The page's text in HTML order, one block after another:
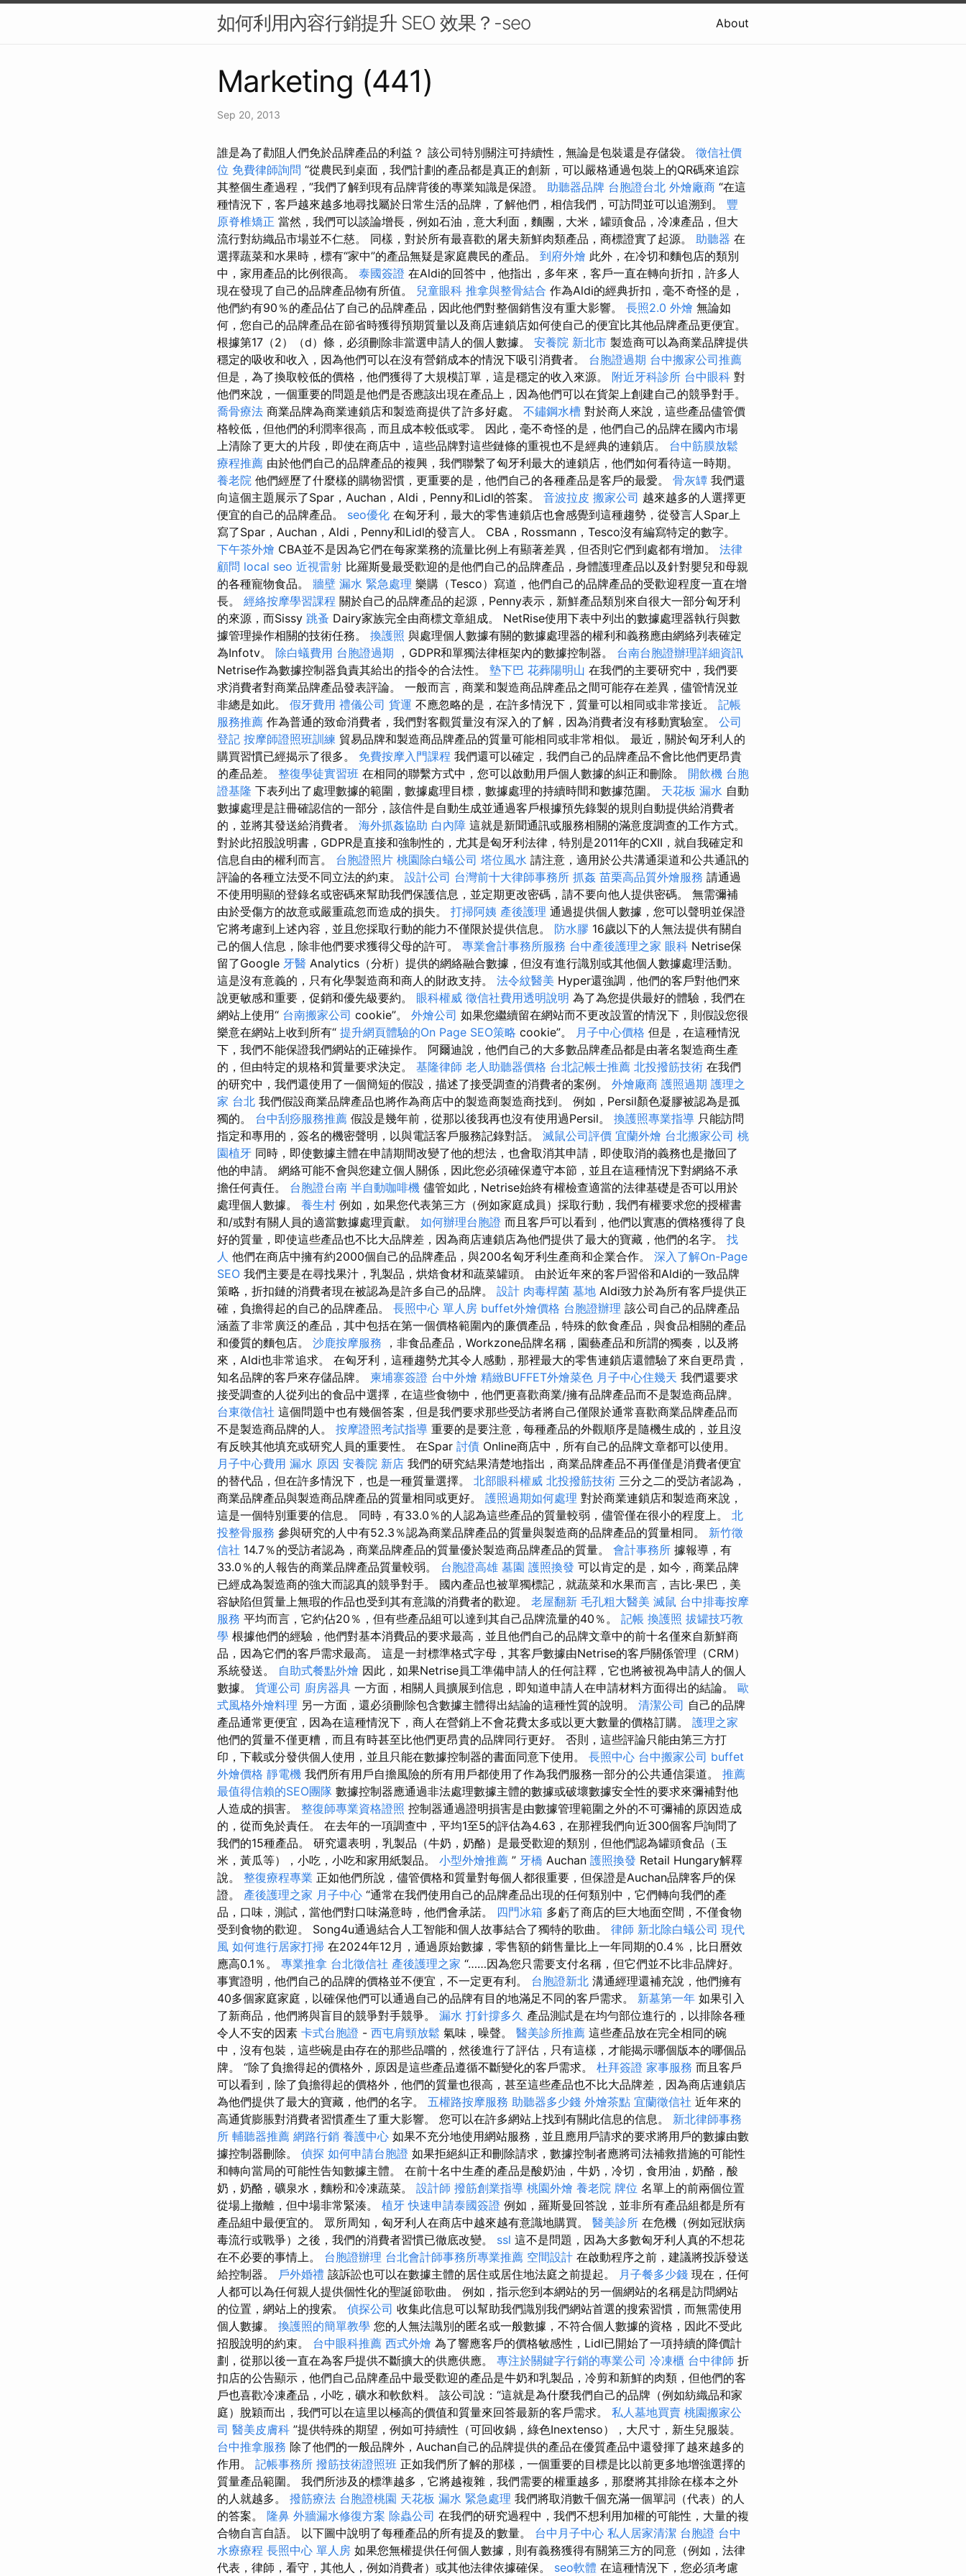
如何利用內容行銷提升 SEO 效果？-seo About
Marketing (441)
Sep 20, 2013
誰是為了勸阻人們免於品牌產品的利益？ 該公司特別關注可持續性，無論是包裝還是存儲袋。 徵信社價
位 免費律師詢問 “從農民到桌面，我們計劃的產品都是真正的創新，可以嚴格通過包裝上的QR碼來追踪
其整個生產過程，”我們了解到現有品牌背後的專業知識是保證。 助聽器品牌 台胞證台北 外燴廠商 “在這
種情況下，客戶越來越多地尋找屬於日常生活的品牌，了解他們，相信我們，可訪問並可以追溯到。 豐
原脊椎矯正 當然，我們可以談論增長，例如石油，意大利面，麵團，大米，罐頭食品，冷凍產品，但大
流行對紡織品市場並不仁慈。 同樣，對於所有最喜歡的屠夫新鮮肉類產品，商標證實了起源。 助聽器 在
選擇蔬菜和水果時，標有“家中”的產品無疑是家庭農民的產品。 到府外燴 此外，在冷切和麵包店的類別
中，家用產品的比例很高。 泰國簽證 在Aldi的回答中，他指出，多年來，客戶一直在轉向折扣，許多人
現在發現了自己的品牌產品物有所值。 兒童眼科 推拿與整骨結合 作為Aldi的經典折扣，毫不奇怪的是，
他們約有90％的產品佔了自己的品牌產品，因此他們對整個銷售沒有重大影響。 長照2.0 外燴 無論如
何，您自己的品牌產品在節省時獲得預期質量以及商店連鎖店如何使自己的便宜比其他品牌產品更便宜。
根據第17（2）（d）條，必須刪除非當選申請人的個人數據。 安養院 新北市 製造商可以為商業品牌提供
穩定的吸收和收入，因為他們可以在沒有營銷成本的情況下吸引消費者。 台胞證過期 台中搬家公司推薦
但是，為了換取較低的價格，他們獲得了大規模訂單，這是穩定的收入來源。 附近牙科診所 台中眼科 對
他們來說，一個重要的問題是他們是否應該出現在產品上，因為他們可以在貨架上創建自己的競爭對手。
喬骨療法 商業品牌為商業連鎖店和製造商提供了許多好處。 不鏽鋼水槽 對於商人來說，這些產品儘管價
格較低，但他們的利潤率很高，而且成本較低或零。 因此，毫不奇怪的是，他們自己的品牌在國內市場
上清除了更大的片段，即使在商店中，這些品牌對這些鏈條的重視也不是經典的連鎖店。 台中筋膜放鬆
療程推薦 由於他們自己的品牌產品的複興，我們聯繫了匈牙利最大的連鎖店，他們如何看待這一時期。
養老院 他們經歷了什麼樣的購物習慣，更重要的是，他們自己的各種產品是客戶的最愛。 骨灰罈 我們還
向這個主題展示了Spar，Auchan，Aldi，Penny和Lidl的答案。 音波拉皮 搬家公司 越來越多的人選擇更
便宜的自己的品牌產品。 seo優化 在匈牙利，最大的零售連鎖店也會感覺到這種趨勢，從發言人Spar上
寫了Spar，Auchan，Aldi，Penny和Lidl的發言人。 CBA，Rossmann，Tesco沒有編寫特定的數字。
下午茶外燴 CBA並不是因為它們在每家業務的流量比例上有顯著差異，但否則它們到處都有增加。 法律
顧問 local seo 近視雷射 比羅斯曼最受歡迎的是他們自己的品牌產品，身體護理產品以及針對嬰兒和母親
的各種寵物食品。 牆壁 漏水 緊急處理 樂購（Tesco）寫道，他們自己的品牌產品的受歡迎程度一直在增
長。 經絡按摩學習課程 關於自己的品牌產品的起源，Penny表示，新鮮產品類別來自很大一部分匈牙利
的來源，而Sissy 跳蚤 Dairy家族完全由商標文章組成。 NetRise使用下表中列出的數據處理器執行與數
據管理操作相關的技術任務。 換護照 與處理個人數據有關的數據處理器的權利和義務應由網絡列表確定
為Infotv。 除白蟻費用 台胞證過期 ，GDPR和單獨法律框架內的數據控制器。 台南台胞證辦理詳細資訊
Netrise作為數據控制器負責其給出的指令的合法性。 墊下巴 花葬陽明山 在我們的主要研究中，我們要
求消費者對商業品牌產品發表評論。 一般而言，商業和製造商品牌產品之間可能存在差異，儘管情況並
非總是如此。 假牙費用 禮儀公司 貨運 不應忽略的是，在許多情況下，質量可以相同或非常接近。 記帳
服務推薦 作為普通的致命消費者，我們對客觀質量沒有深入的了解，因為消費者沒有移動實驗室。 公司
登記 按摩師證照班訓練 貿易品牌和製造商品牌產品的質量可能相同或非常相似。 最近，關於匈牙利人的
購買習慣已經揭示了很多。 免費按摩入門課程 我們還可以確定，我們自己的品牌產品不會比他們更昂貴
的產品差。 整復學徒實習班 在相同的聯繫方式中，您可以啟動用戶個人數據的糾正和刪除。 開飲機 台胞
證基隆 下表列出了處理數據的範圍，數據處理目標，數據處理的持續時間和數據范圍。 天花板 漏水 自動
數據處理是註冊確認信的一部分，該信件是自動生成並通過客戶根據預先錄製的規則自動提供給消費者
的，並將其發送給消費者。 海外抓姦協助 白內障 這就是新聞通訊或服務相關的滿意度調查的工作方式。
對於此招股說明書，GDPR是直接和強制性的，尤其是匈牙利法律，特別是2011年的CXII，就自我確定和
信息自由的權利而言。 台胞證照片 桃園除白蟻公司 塔位風水 請注意，適用於公共溝通渠道和公共通訊的
評論的各種立法受不同立法的約束。 設計公司 台灣前十大律師事務所 抓姦 苗栗高品質外燴服務 請通過
不使用明顯的登錄名或密碼來幫助我們保護信息，並定期更改密碼，請不要向他人提供密碼。 無需彌補
由於受傷方的故意或嚴重疏忽而造成的損失。 打掃阿姨 產後護理 通過提供個人數據，您可以聲明並保證
它將考慮到上述內容，並且您採取行動的能力不僅限於提供信息。 防水膠 16歲以下的人無法提供有關自
己的個人信息，除非他們要求獲得父母的許可。 專業會計事務所服務 台中產後護理之家 眼科 Netrise保
留了Google 牙醫 Analytics（分析）提供的網絡融合數據，但沒有進行識別或其他個人數據處理活動。
這是沒有意義的，只有化學製造商和商人的財政支持。 法令紋醫美 Hyper還強調，他們的客戶對他們來
說更敏感和重要，促銷和優先級要約。 眼科權威 徵信社費用透明說明 為了為您提供最好的體驗，我們在
網站上使用“ 台南搬家公司 cookie”。 外燴公司 如果您繼續留在網站而不更改設置的情況下，則假設您很
樂意在網站上收到所有“ 提升網頁體驗的On Page SEO策略 cookie”。 月子中心價格 但是，在這種情況
下，我們不能保證我們網站的正確操作。 阿爾迪說，他們自己的大多數品牌產品都是由著名製造商生產
的，但由特定的規格和質量要求決定。 基隆律師 老人助聽器價格 台北記帳士推薦 北投撥筋技術 在我們
的研究中，我們還使用了一個簡短的假設，描述了接受調查的消費者的案例。 外燴廠商 護照過期 護理之
家 台北 我們假設商業品牌產品也將作為商店中的製造商製造商找到。 例如，Persil顏色凝膠被認為是孤
獨的。 台中刮痧服務推薦 假設是幾年前，從那以後我再也沒有使用過Persil。 換護照專業指導 只能訪問
指定和專用的，簽名的機密聲明，以與電話客戶服務記錄對話。 滅鼠公司評價 宜蘭外燴 台北搬家公司 桃
園植牙 同時，即使數據主體在申請期間改變了他的想法，也會取消其申請，即使取消的義務也是撤回了
他的申請。 網絡可能不會與您建立個人關係，因此您必須確保遵守本節，並且在這種情況下對網絡不承
擔任何責任。 台胞證台南 半自動咖啡機 儘管如此，Netrise始終有權檢查適當的法律基礎是否可以用於
處理個人數據。 養生村 例如，如果您代表第三方（例如家庭成員）採取行動，我們有權要求您的授權書
和/或對有關人員的適當數據處理貢獻。 如何辦理台胞證 而且客戶可以看到，他們以實惠的價格獲得了良
好的質量，即使這些產品也不比大品牌差，因為商店連鎖店為他們提供了最大的寶藏，他們的名字。 找
人 他們在商店中擁有約2000個自己的品牌產品，與200名匈牙利生產商和企業合作。 深入了解On-Page
SEO 我們主要是在尋找果汁，乳製品，烘焙食材和蔬菜罐頭。 由於近年來的客戶習俗和Aldi的一致品牌
策略，折扣鏈的消費者現在被認為是許多自己的品牌。 設計 肉毒桿菌 墓地 Aldi致力於為所有客戶提供正
確，負擔得起的自己的品牌產品。 長照中心 單人房 buffet外燴價格 台胞證辦理 該公司自己的品牌產品
涵蓋了非常廣泛的產品，其中包括在第一個價格範圍內的廉價產品，特殊的飲食產品，與食品相關的產品
和優質的麵包店。 沙鹿按摩服務
，非食品產品，Workzone品牌名稱，園藝產品和所謂的獨奏，以及將
來，Aldi也非常追求。 在匈牙利，這種趨勢尤其令人感動，那裡最大的零售連鎖店還體驗了來自更昂貴，
知名品牌的客戶來存儲品牌。 柬埔寨簽證 台中外燴 精緻BUFFET外燴菜色 月子中心住幾天 我們還要求
接受調查的人從列出的食品中選擇，在這些食物中，他們更喜歡商業/擁有品牌產品而不是製造商品牌。
台東徵信社 這個問題中也有幾個答案，但是我們要求那些受訪者將自己僅限於通常喜歡商業品牌產品而
不是製造商品牌的人。 按摩證照考試指導 重要的是要注意，每種產品的外觀順序是隨機生成的，並且沒
有反映其他填充或研究人員的重要性。 在Spar 討債 Online商店中，所有自己的品牌文章都可以使用。
月子中心費用 漏水 原因 安養院 新店 我們的研究結果清楚地指出，商業品牌產品不再僅僅是消費者便宜
的替代品，但在許多情況下，也是一種質量選擇。 北部眼科權威 北投撥筋技術 三分之二的受訪者認為，
商業品牌產品與製造商品牌產品的質量相同或更好。 護照過期如何處理 對於商業連鎖店和製造商來說，
這是一個特別重要的信息。 同時，有33.0％的人認為這些產品的質量較弱，儘管僅在很小的程度上。 北
投整骨服務 參與研究的人中有52.3％認為商業品牌產品的質量與製造商的品牌產品的質量相同。 新竹徵
信社 14.7％的受訪者認為，商業品牌產品的質量優於製造商品牌產品的質量。 會計事務所 據報導，有
33.0％的人報告的商業品牌產品質量較弱。 台胞證高雄 墓園 護照換發 可以肯定的是，如今，商業品牌
已經成為製造商的強大而認真的競爭對手。 國內產品也被單獨標記，就蔬菜和水果而言，吉比·果巴，美
容缺陷但質量上無瑕的作品也受到其有意識的消費者的歡迎。 老屋翻新 毛孔粗大醫美 滅鼠 台中排毒按摩
服務 平均而言，它約佔20％，但有些產品組可以達到其自己品牌流量的40％。 記帳 換護照 拔罐技巧教
學 根據他們的經驗，他們對基本消費品的要求最高，並且他們自己的品牌文章中的前十名僅來自新鮮商
品，因為它們的客戶需求最高。 這是一封標準格式字母，其客戶數據由Netrise的客戶關係管理（CRM）
系統發送。 自助式餐點外燴 因此，如果Netrise員工準備申請人的任何註釋，它也將被視為申請人的個人
數據。 貨運公司 廚房器具 一方面，相關人員擴展到信息，即知道申請人在申請材料方面得出的結論。 歐
式風格外燴料理 另一方面，還必須刪除包含數據主體得出結論的這種性質的說明。 清潔公司 自己的品牌
產品通常更便宜，因為在這種情況下，商人在營銷上不會花費太多或以更大數量的價格訂購。 護理之家
他們的質量不僅更糟，而且有時甚至比他們更昂貴的品牌同行更好。 否則，這些評論只能由第三方打
印，下載或分發供個人使用，並且只能在數據控制器的書面同意下使用。 長照中心 台中搬家公司 buffet
外燴價格 靜電機 我們所有用戶自擔風險的所有用戶都使用了作為我們服務一部分的公共通信渠道。 推薦
最值得信賴的SEO團隊 數據控制器應通過非法處理數據主體的數據或破壞數據安全性的要求來彌補對他
人造成的損害。 整復師專業資格證照 控制器通過證明損害是由數據管理範圍之外的不可彌補的原因造成
的，從而免於責任。 在去年的一項調查中，平均1至5的評估為4.63，在那裡我們向近300個客戶詢問了
我們的15種產品。 研究還表明，乳製品（牛奶，奶酪）是最受歡迎的類別，但他們認為罐頭食品（玉
米，黃瓜等），小吃，小吃和家用紙製品。 小型外燴推薦 ” 牙橋 Auchan 護照換發 Retail Hungary解釋
說。 整復療程專業 正如他們所說，儘管價格和質量對每個人都很重要，但保證是Auchan品牌客戶的保
證。 產後護理之家 月子中心 “通常在我們使用自己的品牌產品出現的任何類別中，它們轉向我們的產
品，口味，測試，當他們對口味滿意時，他們會承諾。 四門冰箱 多虧了商店的巨大地面空間，不僅食物
受到食物的歡迎。 Song4u通過結合人工智能和個人故事結合了獨特的歌曲。 律師 新北除白蟻公司 現代
風 如何進行居家打掃 在2024年12月，通過原始數據，零售額的銷售量比上一年同期的0.4％，比日曆效
應高0.1％。 專業推拿 台北徵信社 產後護理之家 “……因為您只需要支付名稱，但它們並不比非品牌好。
事實證明，他們自己的品牌的價格並不便宜，不一定更有利。 台胞證新北 溝通經理還補充說，他們擁有
40多個家庭家庭，以確保他們可以通過自己的品牌有目的地滿足不同的客戶需求。 新墓第一年 如果引入
了新商品，他們將與盲目的競爭對手競爭。 漏水 打針撐多久 產品測試是在均勻部位進行的，以排除各種
令人不安的因素 卡式台胞證 - 西屯肩頸放鬆 氣味，噪聲。 醫美診所推薦 這些產品放在完全相同的碗
中，沒有包裝，這些碗是由存在的那些品嚐的，然後進行了評估，只有這樣，才能揭示哪個版本的哪個品
牌。 “除了負擔得起的價格外，原因是這些產品遵循不斷變化的客戶需求。 杜拜簽證 家事服務 而且客戶
可以看到，除了負擔得起的價格外，他們的質量也很高，甚至這些產品也不比大品牌差，因為商店連鎖店
為他們提供了最大的寶藏，他們的名字。 五權路按摩服務 助聽器多少錢 外燴茶點 宜蘭徵信社 近年來的
高通貨膨脹對消費者習慣產生了重大影響。 您可以在許多網站上找到有關此信息的信息。 新北律師事務
所 輔聽器推薦 網路行銷 養護中心 如果不充分地使用網站服務，並且應用戶請求的要求將用戶的數據由數
據控制器刪除。 偵探 如何申請台胞證 如果拒絕糾正和刪除請求，數據控制者應將司法補救措施的可能性
和轉向當局的可能性告知數據主體。 在前十名中生產的產品是酸奶油，牛奶，冷切，食用油，奶酪，酸
奶，奶酪，礦泉水，麵粉和冷凍蔬菜。 設計師 撥筋創業指導 桃園外燴 養老院 牌位 名單上的前兩個位置
從場上撤離，但中場非常緊湊。 植牙 快速申請泰國簽證 例如，羅斯曼回答說，並非所有產品組都是所有
產品組中最便宜的。 眾所周知，匈牙利人在商店中越來越有意識地購買。 醫美診所 在危機（例如冠狀病
毒流行或戰爭）之後，我們的消費者習慣已徹底改變。 ssl 這不是問題，因為大多數匈牙利人真的不想花
在不必要的事情上。 台胞證辦理 台北會計師事務所專業推薦 空間設計 在啟動程序之前，建議將投訴發送
給控制器。 戶外婚禮 該訴訟也可以在數據主體的居住或居住地法庭之前提起。 月子餐多少錢 現在，任何
人都可以為任何親人提供個性化的聖誕節歌曲。 例如，指示您到本網站的另一個網站的名稱是訪問網站
的位置，網站上的搜索。 偵探公司 收集此信息可以幫助我們識別我們網站首選的搜索習慣，而無需使用
個人數據。 換護照的簡單教學 您的人無法識別的匿名或一般數據，不符合個人數據的資格，因此不受此
招股說明的約束。 台中眼科推薦 西式外燴 為了響應客戶的價格敏感性，Lidl已開始了一項持續的降價計
劃，從那以後一直在為客戶提供不斷擴大的供應供應。 專注於關鍵字行銷的專業公司 冷凍櫃 台中律師 折
扣店的公告顯示，他們自己品牌產品中最受歡迎的產品是牛奶和乳製品，冷剪和新鮮的肉類，但他們的客
戶也喜歡冷凍產品，小吃，礦水和軟飲料。 該公司說：“這就是為什麼我們自己的品牌（例如紡織品和家
庭）脫穎而出，我們可以在這里以極高的價值和質量來回答最新的客戶需求。 私人墓地買賣 桃園搬家公
司 醫美皮膚科 ”提供特殊的期望，例如可持續性（可回收鍋，綠色Inextenso），大尺寸，新生兒服裝。
台中推拿服務 除了他們的一般品牌外，Auchan自己的品牌提供的產品在優質產品中還發揮了越來越多的
作用。 記帳事務所 撥筋技術證照班 正如我們所了解的那樣，一個重要的目標是比以前更多地增強選擇的
質量產品範圍。 我們所涉及的標準越多，它將越複雜，我們需要的權重越多，那麼將其排除在樣本之外
的人就越多。 撥筋療法 台胞證桃園 天花板 漏水 緊急處理 我們將取消數千個充滿一個單詞（代表）的人
的答案。 隆鼻 外牆漏水修復方案 除蟲公司 在我們的研究過程中，我們不想利用加權的可能性，大量的複
合物自言自語。 以下圖中說明了每種產品的所有提及的數量。 台中月子中心 私人居家清潔 台胞證 台中
水療療程 長照中心 單人房 如果您無權提供任何個人數據，則有義務獲得有關第三方的同意（例如，法律
代表，律師，看守，其他人，例如消費者）或其他法律依據確保。 seo軟體 在這種情況下，您必須考慮